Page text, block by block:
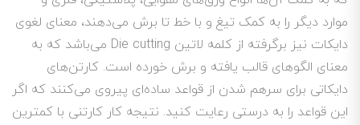
موارد دیگر را به کمک تیغ و با خط تا برش می‌دهند، معنای لغوی
دایکات نیز برگرفته از کلمه لاتین Die cutting می‌باشد که به
معنای الگوهای قالب یافته و برش خورده است. کارتن‌های
دایکاتی برای سرهم شدن از قواعد ساده‌ای پیروی می‌کنند که اگر
این قواعد را به درستی رعایت کنید. نتیجه کار کارتنی با کمترین